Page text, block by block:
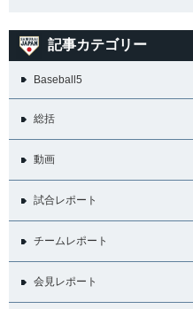
記事カテゴリー
Baseball5
総括
動画
試合レポート
チームレポート
会見レポート